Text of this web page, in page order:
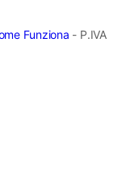
Funziona - P.IVA